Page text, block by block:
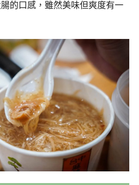
的口感，雖然美味但爽度有一